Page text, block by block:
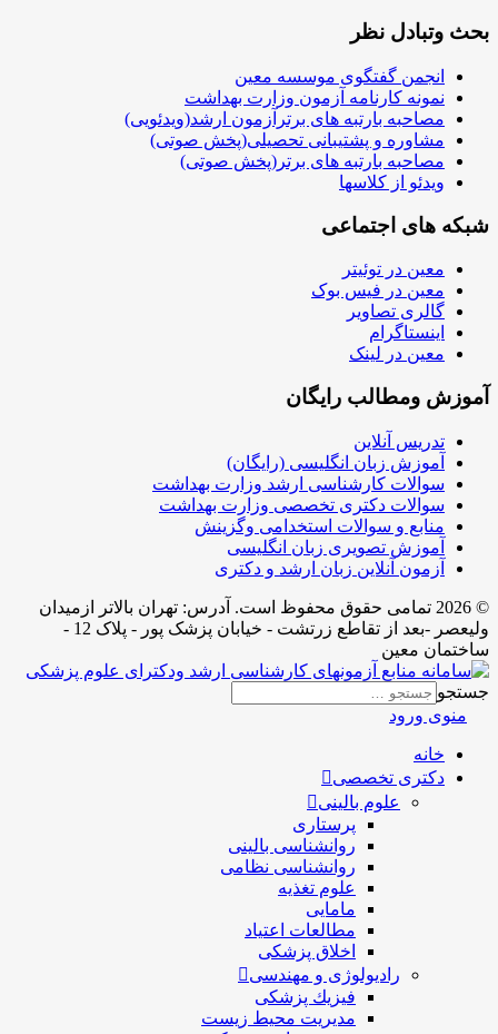
بحث وتبادل نظر
انجمن گفتگوی موسسه معین
نمونه کارنامه آزمون وزارت بهداشت
مصاحبه بارتبه های برترآزمون ارشد(ویدئویی)
مشاوره و پشتیبانی تحصیلی(پخش صوتی)
مصاحبه بارتبه های برتر(پخش صوتی)
ویدئو از کلاسها
شبکه های اجتماعی
معین در توئیتر
معین در فیس بوک
گالری تصاویر
اینستاگرام
معین در لینک
آموزش ومطالب رایگان
تدریس آنلاین
آموزش زبان انگلیسی (رایگان)
سوالات کارشناسی ارشد وزارت بهداشت
سوالات دکتری تخصصی وزارت بهداشت
منابع و سوالات استخدامی وگزینش
آموزش تصویری زبان انگلیسی
آزمون آنلاین زبان ارشد و دکتری
© 2026 تمامی حقوق محفوظ است. آدرس:‌ تهران بالاتر ازمیدان
ولیعصر -بعد از تقاطع زرتشت - خیابان پزشک پور - پلاک 12 -
ساختمان معین
جستجو
منوی ورود
خانه
دکتری تخصصی
علوم بالینی
پرستاری
روانشناسی بالینی
روانشناسی نظامی
علوم تغذیه
مامایی
مطالعات اعتیاد
اخلاق پزشکی
رادیولوژی و مهندسی
فيزيك پزشکی
مدیریت محیط زیست